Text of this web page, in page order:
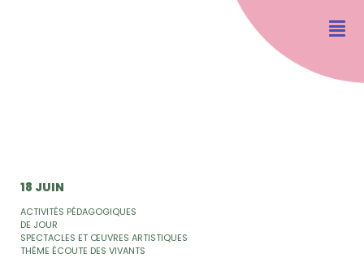
18 JUIN
ACTIVITÉS PÉDAGOGIQUES
DE JOUR
SPECTACLES ET ŒUVRES ARTISTIQUES
THÈME ÉCOUTE DES VIVANTS